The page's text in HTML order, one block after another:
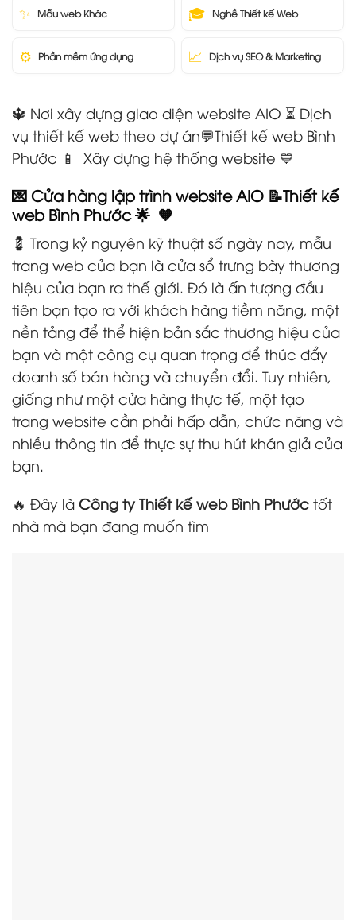
✨ Mẫu web Khác 🎓 Nghề Thiết kế Web
⚙️ Phần mềm ứng dụng 📈 Dịch vụ SEO & Marketing
🔱 Nơi xây dựng giao diện website AIO ⏳ Dịch
vụ thiết kế web theo dự án💬Thiết kế web Bình
Phước 📱 Xây dựng hệ thống website 💙
💌 Cửa hàng lập trình website AIO 📝Thiết kế
web Bình Phước 🌟 🧡
💈 Trong kỷ nguyên kỹ thuật số ngày nay, mẫu
trang web của bạn là cửa sổ trưng bày thương
hiệu của bạn ra thế giới. Đó là ấn tượng đầu
tiên bạn tạo ra với khách hàng tiềm năng, một
nền tảng để thể hiện bản sắc thương hiệu của
bạn và một công cụ quan trọng để thúc đẩy
doanh số bán hàng và chuyển đổi. Tuy nhiên,
giống như một cửa hàng thực tế, một tạo
trang website cần phải hấp dẫn, chức năng và
nhiều thông tin để thực sự thu hút khán giả của
bạn.
🔥 Đây là Công ty Thiết kế web Bình Phước tốt
nhà mà bạn đang muốn tìm